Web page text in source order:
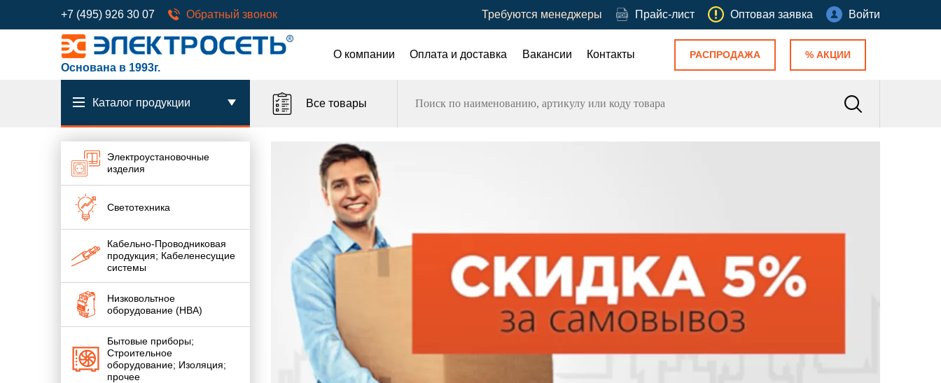
+7 (495) 926 30 07 Обратный звонок Требуются менеджеры Прайс-лист Оптовая заявка Войти
Основана в 1993г.
О компании Оплата и доставка Вакансии Контакты РАСПРОДАЖА % АКЦИИ
Каталог продукции Все товары
Электроустановочные
изделия
Светотехника
Кабельно-Проводниковая
продукция; Кабеленесущие
системы
Низковольтное
оборудование (НВА)
Бытовые приборы;
Строительное
оборудование; Изоляция;
прочее